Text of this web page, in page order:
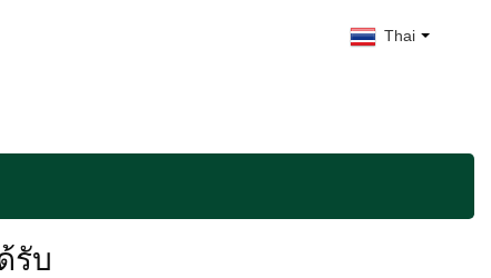
Thai
รับ